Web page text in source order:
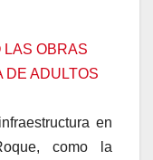
en
como la